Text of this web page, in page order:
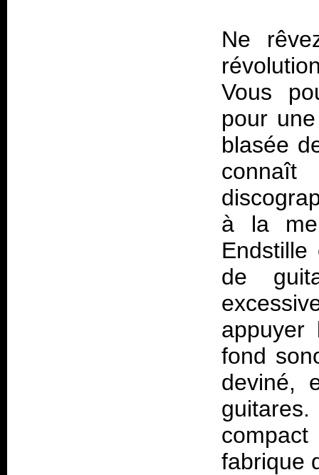
Ne
Vous
pour
blasée
à la
de
fond
deviné,
fabrique